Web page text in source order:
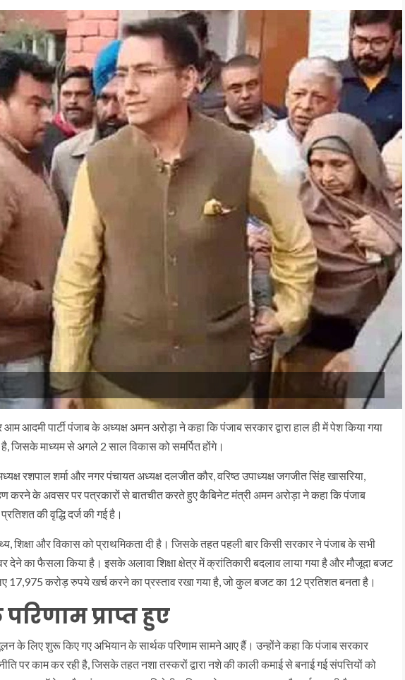
आदमी पार्टी पंजाब के अध्यक्ष अमन अरोड़ा ने कहा कि पंजाब सरकार द्वारा हाल ही में पेश किया गया
जिसके माध्यम से अगले 2 साल विकास को समर्पित होंगे।
रशपाल शर्मा और नगर पंचायत अध्यक्ष दलजीत कौर, वरिष्ठ उपाध्यक्ष जगजीत सिंह खासरिया,
करने के अवसर पर पत्रकारों से बातचीत करते हुए कैबिनेट मंत्री अमन अरोड़ा ने कहा कि पंजाब
की वृद्धि दर्ज की गई है।
शिक्षा और विकास को प्राथमिकता दी है। जिसके तहत पहली बार किसी सरकार ने पंजाब के सभी
देने का फैसला किया है। इसके अलावा शिक्षा क्षेत्र में क्रांतिकारी बदलाव लाया गया है और मौजूदा बजट
17,975 करोड़ रुपये खर्च करने का प्रस्ताव रखा गया है, जो कुल बजट का 12 प्रतिशत बनता है।
प्राप्त हुए
के लिए शुरू किए गए अभियान के सार्थक परिणाम सामने आए हैं। उन्होंने कहा कि पंजाब सरकार
पर काम कर रही है, जिसके तहत नशा तस्करों द्वारा नशे की काली कमाई से बनाई गई संपत्तियों को